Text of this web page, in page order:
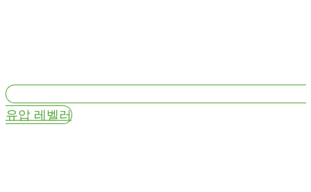
유압 레벨러